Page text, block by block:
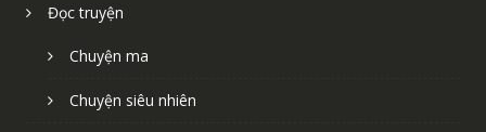
Đọc truyện
Chuyện ma
Chuyện siêu nhiên